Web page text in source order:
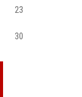
23
30